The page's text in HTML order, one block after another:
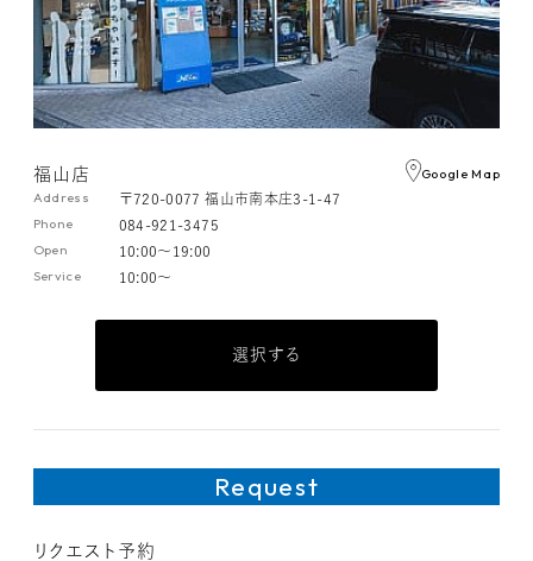
福山店
Address 〒720-0077 福山市南本庄3-1-47
Phone 084-921-3475
Open 10:00～19:00
Service 10:00～
Google Map
選択する
リクエスト予約